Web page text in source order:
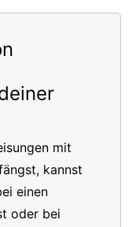
mit
kannst
einen
oder bei